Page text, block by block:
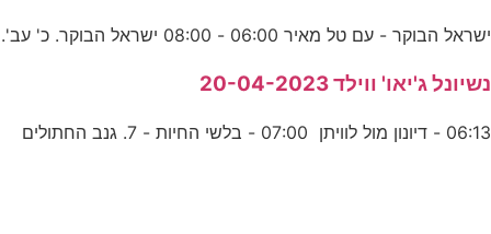
ישראל הבוקר - עם טל מאיר 06:00 - 08:00 ישראל הבוקר. כ' עב'.
נשיונל ג'יאו' ווילד 20-04-2023
06:13 - דיונון מול לוויתן 07:00 - בלשי החיות - 7. גנב החתולים